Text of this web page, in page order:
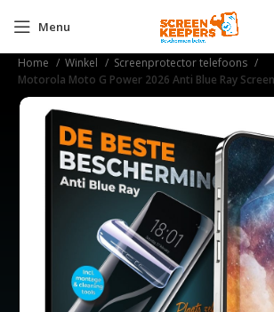
Menu
Home Winkel
Screenprotector telefoons
Motorola Moto G Power 2026 Anti Blue Ray